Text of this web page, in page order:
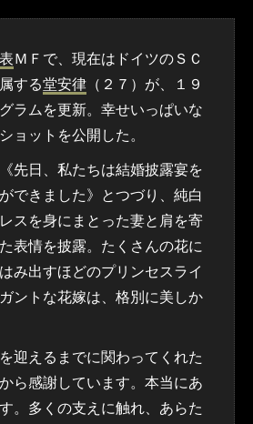
ＭＦで、現在はドイツのＳＣ
する堂安律 （２７）が、１９
ラムを更新。幸せいっぱいな
ョットを公開した。
先日、私たちは結婚披露宴を
できました》とつづり、純白
スを身にまとった妻と肩を寄
表情を披露。たくさんの花に
み出すほどのプリンセスライ
ントな花嫁は、格別に美しか
迎えるまでに関わってくれた
ら感謝しています。本当にあ
。多くの支えに触れ、あらた